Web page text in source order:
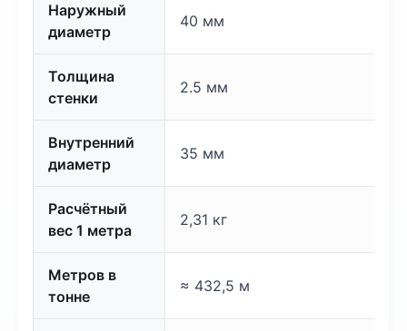
Наружный
диаметр
40 мм
Толщина
стенки
2.5 мм
Внутренний
диаметр
35 мм
Расчётный
вес 1 метра
2,31 кг
Метров в
тонне
≈ 432,5 м